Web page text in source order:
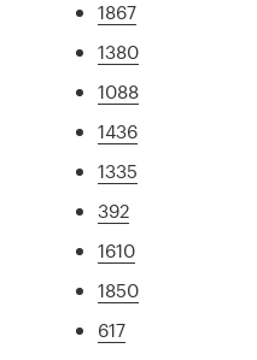
1867
1380
1088
1436
1335
392
1610
1850
617